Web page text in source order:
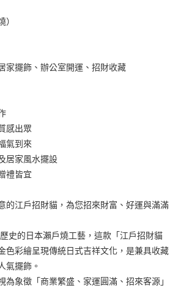
星展（台灣）商業銀行
含以上)免運費
含以上)免運費
含以上)免運費
）
家擺飾、辦公室開運、招財收藏
感出眾
氣到來
居家風水擺設
禮皆宜
的江戶招財貓，為您招來財富、好運與滿滿
史的日本瀨戶燒工藝，這款「江戶招財貓
色彩繪呈現傳統日式吉祥文化，是兼具收藏
氣擺飾。
為象徵「商業繁盛、家運圓滿、招來客源」